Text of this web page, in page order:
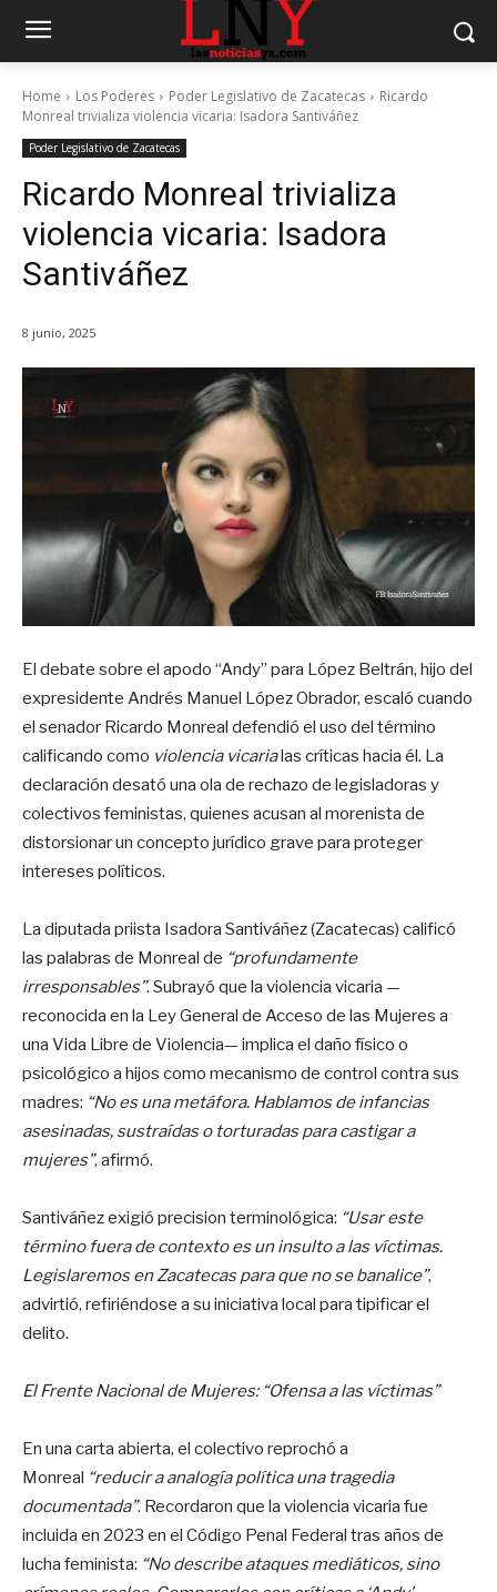
Home Los Poderes Poder Legislativo de Zacatecas
Ricardo
Monreal trivializa violencia vicaria: Isadora Santiváñez
Poder Legislativo de Zacatecas
Ricardo Monreal trivializa
violencia vicaria: Isadora
Santiváñez
8 junio, 2025
El debate sobre el apodo “Andy” para López Beltrán, hijo del
expresidente Andrés Manuel López Obrador, escaló cuando
el senador Ricardo Monreal defendió el uso del término
calificando como violencia vicarialas críticas hacia él. La
declaración desató una ola de rechazo de legisladoras y
colectivos feministas, quienes acusan al morenista de
distorsionar un concepto jurídico grave para proteger
intereses políticos.
La diputada priista Isadora Santiváñez (Zacatecas) calificó
las palabras de Monreal de “profundamente
irresponsables”. Subrayó que la violencia vicaria —
reconocida en la Ley General de Acceso de las Mujeres a
una Vida Libre de Violencia— implica el daño físico o
psicológico a hijos como mecanismo de control contra sus
madres: “No es una metáfora. Hablamos de infancias
asesinadas, sustraídas o torturadas para castigar a
mujeres”, afirmó.
Santiváñez exigió precision terminológica: “Usar este
término fuera de contexto es un insulto a las víctimas.
Legislaremos en Zacatecas para que no se banalice”,
advirtió, refiriéndose a su iniciativa local para tipificar el
delito.
El Frente Nacional de Mujeres: “Ofensa a las víctimas”
En una carta abierta, el colectivo reprochó a
Monreal “reducir a analogía política una tragedia
documentada”. Recordaron que la violencia vicaria fue
incluida en 2023 en el Código Penal Federal tras años de
lucha feminista: “No describe ataques mediáticos, sino